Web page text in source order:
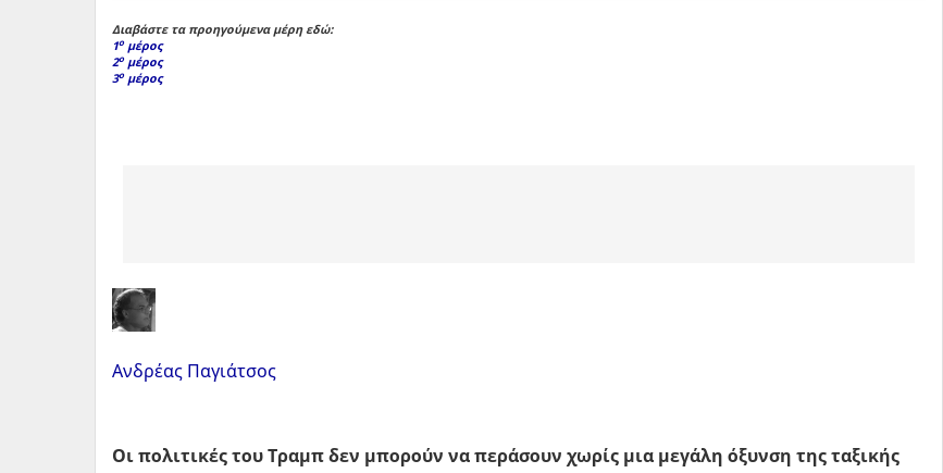
Διαβάστε τα προηγούμενα μέρη εδώ:
1ομέρος
2ομέρος
3ομέρος
Ανδρέας Παγιάτσος
Οι πολιτικές του Τραμπ δεν μπορούν να περάσουν χωρίς μια μεγάλη όξυνση της ταξικής